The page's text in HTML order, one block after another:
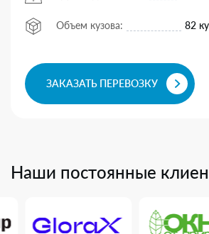
Объем кузова: 82
ЗАКАЗАТЬ ПЕРЕВОЗКУ
Наши постоянные